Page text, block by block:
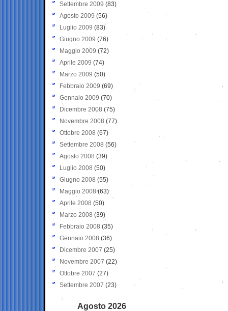
Settembre 2009 (83)
Agosto 2009 (56)
Luglio 2009 (83)
Giugno 2009 (76)
Maggio 2009 (72)
Aprile 2009 (74)
Marzo 2009 (50)
Febbraio 2009 (69)
Gennaio 2009 (70)
Dicembre 2008 (75)
Novembre 2008 (77)
Ottobre 2008 (67)
Settembre 2008 (56)
Agosto 2008 (39)
Luglio 2008 (50)
Giugno 2008 (55)
Maggio 2008(63)
Aprile 2008 (50)
Marzo 2008 (39)
Febbraio 2008 (35)
Gennaio 2008 (36)
Dicembre 2007 (25)
Novembre 2007 (22)
Ottobre 2007 (27)
Settembre 2007 (23)
Agosto 2026